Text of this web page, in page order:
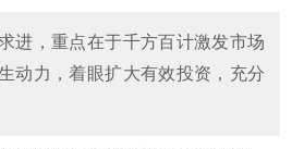
进，重点在于千方百计激发市场
动力，着眼扩大有效投资，充分